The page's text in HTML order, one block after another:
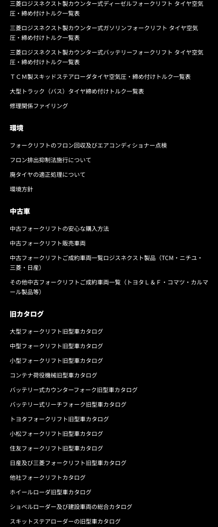
三菱ロジスネクスト製カウンター式ディーゼルフォークリフト タイヤ空気
圧・締め付けトルク一覧表
三菱ロジスネクスト製カウンター式ガソリンフォークリフト タイヤ空気
圧・締め付けトルク一覧表
三菱ロジスネクスト製カウンター式バッテリーフォークリフト タイヤ空気
圧・締め付けトルク一覧表
ＴＣＭ製スキッドステアローダタイヤ空気圧・締め付けトルク一覧表
大型トラック（バス）タイヤ締め付けトルク一覧表
修理関係ファイリング
環境
フォークリフトのフロン回収及びエアコンディショナー点検
フロン排出抑制法施行について
廃タイヤの適正処理について
環境方針
中古車
中古フォークリフトの安心な購入方法
中古フォークリフト販売車両
中古フォークリフトご成約車両一覧ロジスネクスト製品（TCM・ニチユ・
三菱・日産）
その他中古フォークリフトご成約車両一覧（トヨタＬ＆Ｆ・コマツ・カルマ
ール製品等）
旧カタログ
大型フォークリフト旧型車カタログ
中型フォークリフト旧型車カタログ
小型フォークリフト旧型車カタログ
コンテナ荷役機械旧型車カタログ
バッテリー式カウンターフォーク旧型車カタログ
バッテリー式リーチフォーク旧型車カタログ
トヨタフォークリフト旧型車カタログ
小松フォークリフト旧型車カタログ
住友フォークリフト旧型車カタログ
日産及び三菱フォークリフト旧型車カタログ
他社フォークリフトカタログ
ホイールローダ旧型車カタログ
ショベルローダー及び建設車両の総合カタログ
スキットステアローダーの旧型車カタログ